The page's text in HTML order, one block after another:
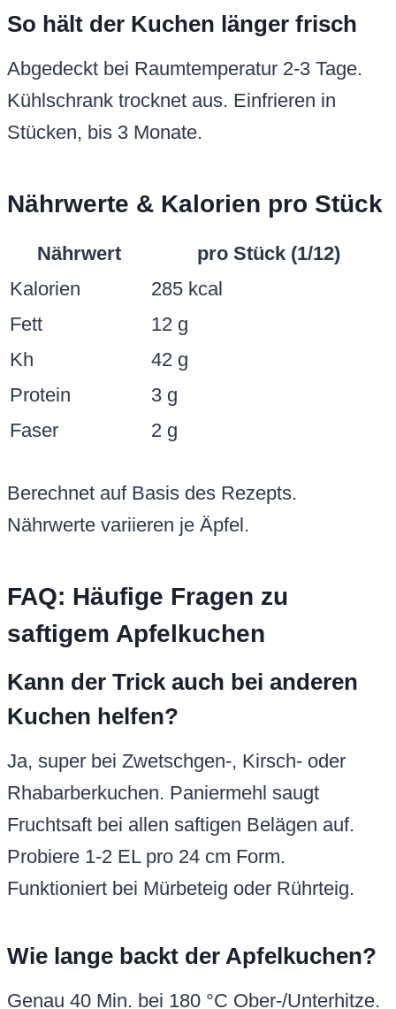
So hält der Kuchen länger frisch
Abgedeckt bei Raumtemperatur 2-3 Tage.
Kühlschrank trocknet aus. Einfrieren in
Stücken, bis 3 Monate.
Nährwerte & Kalorien pro Stück
Nährwert
pro Stück (1/12)
Kalorien
285 kcal
Fett
12 g
Kh
42 g
Protein
3 g
Faser
2 g
Berechnet auf Basis des Rezepts.
Nährwerte variieren je Äpfel.
FAQ: Häufige Fragen zu
saftigem Apfelkuchen
Kann der Trick auch bei anderen
Kuchen helfen?
Ja, super bei Zwetschgen-, Kirsch- oder
Rhabarberkuchen. Paniermehl saugt
Fruchtsaft bei allen saftigen Belägen auf.
Probiere 1-2 EL pro 24 cm Form.
Funktioniert bei Mürbeteig oder Rührteig.
Wie lange backt der Apfelkuchen?
Genau 40 Min. bei 180 °C Ober-/Unterhitze.